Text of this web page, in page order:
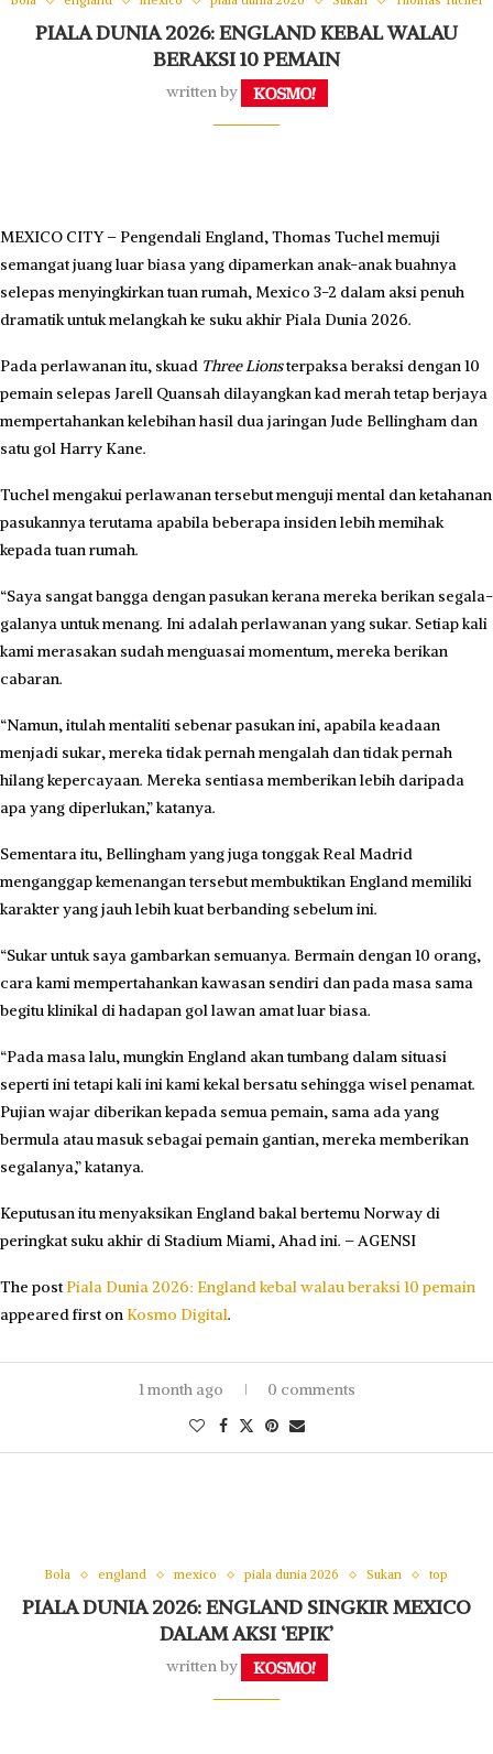
PIALA DUNIA 2026: ENGLAND KEBAL WALAU
BERAKSI 10 PEMAIN
written by
MEXICO CITY – Pengendali England, Thomas Tuchel memuji
semangat juang luar biasa yang dipamerkan anak-anak buahnya
selepas menyingkirkan tuan rumah, Mexico 3-2 dalam aksi penuh
dramatik untuk melangkah ke suku akhir Piala Dunia 2026.
Pada perlawanan itu, skuad Three Lionsterpaksa beraksi dengan 10
pemain selepas Jarell Quansah dilayangkan kad merah tetap berjaya
mempertahankan kelebihan hasil dua jaringan Jude Bellingham dan
satu gol Harry Kane.
Tuchel mengakui perlawanan tersebut menguji mental dan ketahanan
pasukannya terutama apabila beberapa insiden lebih memihak
kepada tuan rumah.
“Saya sangat bangga dengan pasukan kerana mereka berikan segala-
galanya untuk menang. Ini adalah perlawanan yang sukar. Setiap kali
kami merasakan sudah menguasai momentum, mereka berikan
cabaran.
“Namun, itulah mentaliti sebenar pasukan ini, apabila keadaan
menjadi sukar, mereka tidak pernah mengalah dan tidak pernah
hilang kepercayaan. Mereka sentiasa memberikan lebih daripada
apa yang diperlukan,” katanya.
Sementara itu, Bellingham yang juga tonggak Real Madrid
menganggap kemenangan tersebut membuktikan England memiliki
karakter yang jauh lebih kuat berbanding sebelum ini.
“Sukar untuk saya gambarkan semuanya. Bermain dengan 10 orang,
cara kami mempertahankan kawasan sendiri dan pada masa sama
begitu klinikal di hadapan gol lawan amat luar biasa.
“Pada masa lalu, mungkin England akan tumbang dalam situasi
seperti ini tetapi kali ini kami kekal bersatu sehingga wisel penamat.
Pujian wajar diberikan kepada semua pemain, sama ada yang
bermula atau masuk sebagai pemain gantian, mereka memberikan
segalanya,” katanya.
Keputusan itu menyaksikan England bakal bertemu Norway di
peringkat suku akhir di Stadium Miami, Ahad ini. – AGENSI
The postPiala Dunia 2026: England kebal walau beraksi 10 pemain
appeared first on Kosmo Digital.
1 month ago 0 comments
Bola england mexico piala dunia 2026 Sukan top
PIALA DUNIA 2026: ENGLAND SINGKIR MEXICO
DALAM AKSI ‘EPIK’
written by